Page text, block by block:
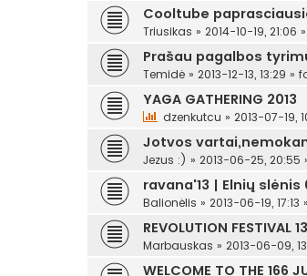
Cooltube
Triusikas » 2014-10-19, 21:06
Prašau pagalbos
Temidė » 2013-12-13, 13:29 »
YAGA GATHERING 2013
dzenkutcu » 2013-07-19,
Jotvos
Jezus :) » 2013-06-25, 20:55
ravana'13 | Elnių slėnis
Balionėlis » 2013-06-19, 17:13
REVOLUTION
Marbauskas » 2013-06-09,
WELCOME TO THE 166